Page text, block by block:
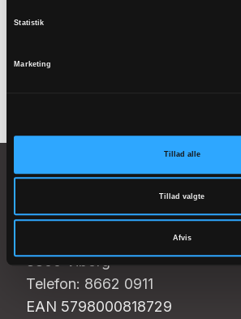
Statistik
Marketing
Tillad alle
Tillad valgte
Afvis
8800 Viborg
Telefon: 8662 0911
EAN 5798000818729